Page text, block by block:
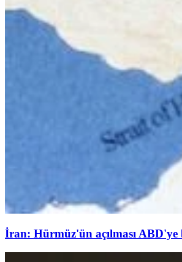
İran: Hürmüz'ün açılması ABD'ye